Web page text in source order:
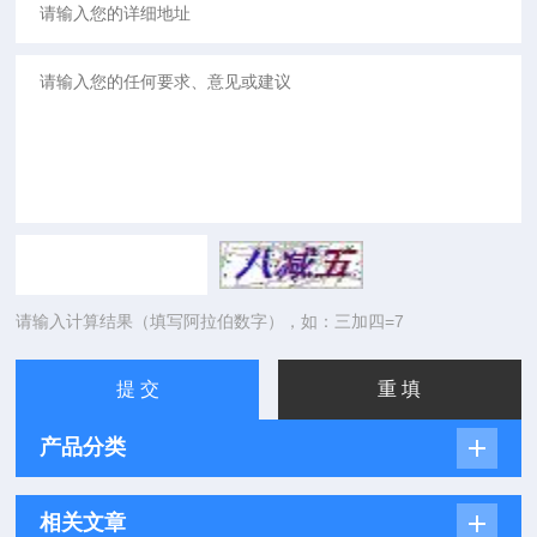
请输入计算结果（填写阿拉伯数字），如：三加四=7
产品分类
相关文章